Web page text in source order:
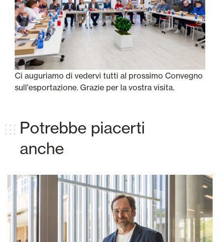
Ci auguriamo di vedervi tutti al prossimo Convegno
sull'esportazione. Grazie per la vostra visita.
Potrebbe piacerti
anche